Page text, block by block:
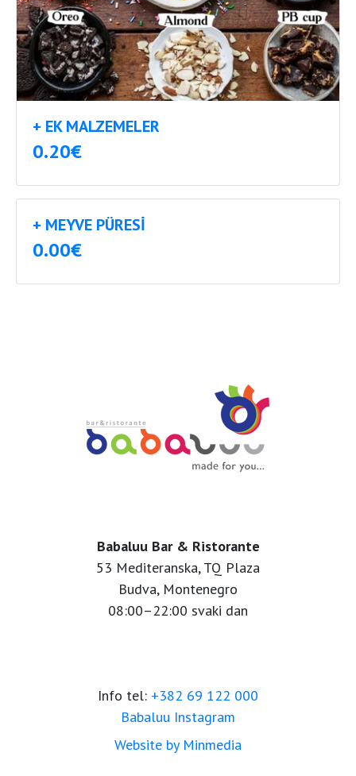
+ EK MALZEMELER
0.20€
+ MEYVE PÜRESI
0.00€
Babaluu Bar & Ristorante
53 Mediteranska, TQ Plaza
Budva, Montenegro
08:00–22:00 svaki dan
Info tel: +382 69 122 000
Babaluu Instagram
Website by Minmedia